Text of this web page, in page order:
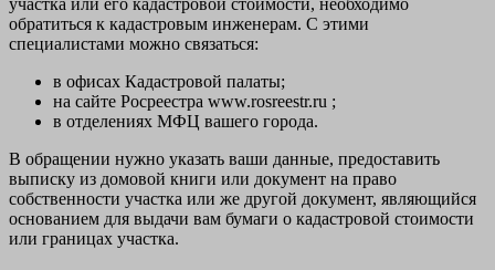
участка или его кадастровой стоимости, необходимо
обратиться к кадастровым инженерам. С этими
специалистами можно связаться:
в офисах Кадастровой палаты;
на сайте Росреестра www.rosreestr.ru ;
в отделениях МФЦ вашего города.
В обращении нужно указать ваши данные, предоставить
выписку из домовой книги или документ на право
собственности участка или же другой документ, являющийся
основанием для выдачи вам бумаги о кадастровой стоимости
или границах участка.